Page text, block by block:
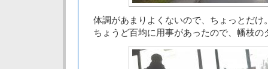
体調があまりよくないので、ちょっとだけ
ちょうど百均に用事があったので、幡枝の